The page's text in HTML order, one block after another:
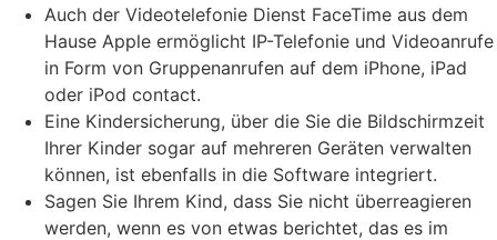
Auch der Videotelefonie Dienst FaceTime aus dem
Hause Apple ermöglicht IP-Telefonie und Videoanrufe
in Form von Gruppenanrufen auf dem iPhone, iPad
oder iPod contact.
Eine Kindersicherung, über die Sie die Bildschirmzeit
Ihrer Kinder sogar auf mehreren Geräten verwalten
können, ist ebenfalls in die Software integriert.
Sagen Sie Ihrem Kind, dass Sie nicht überreagieren
werden, wenn es von etwas berichtet, das es im